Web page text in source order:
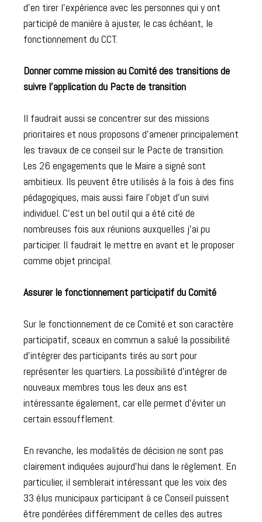
d’en tirer l’expérience avec les personnes qui y ont
participé de manière à ajuster, le cas échéant, le
fonctionnement du CCT.
Donner comme mission au Comité des transitions de
suivre l’application du Pacte de transition
Il faudrait aussi se concentrer sur des missions
prioritaires et nous proposons d’amener principalement
les travaux de ce conseil sur le Pacte de transition.
Les 26 engagements que le Maire a signé sont
ambitieux. Ils peuvent être utilisés à la fois à des fins
pédagogiques, mais aussi faire l’objet d’un suivi
individuel. C’est un bel outil qui a été cité de
nombreuses fois aux réunions auxquelles j’ai pu
participer. Il faudrait le mettre en avant et le proposer
comme objet principal.
Assurer le fonctionnement participatif du Comité
Sur le fonctionnement de ce Comité et son caractère
participatif, sceaux en commun a salué la possibilité
d’intégrer des participants tirés au sort pour
représenter les quartiers. La possibilité d’intégrer de
nouveaux membres tous les deux ans est
intéressante également, car elle permet d’éviter un
certain essoufflement.
En revanche, les modalités de décision ne sont pas
clairement indiquées aujourd’hui dans le règlement. En
particulier, il semblerait intéressant que les voix des
33 élus municipaux participant à ce Conseil puissent
être pondérées différemment de celles des autres